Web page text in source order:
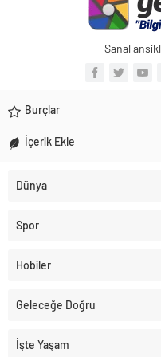
Sanal
Burçlar
İçerik Ekle
Dünya
Spor
Hobiler
Geleceğe Doğru
İşte Yaşam